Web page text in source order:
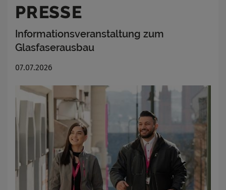
PRESSE
Informationsveranstaltung zum
Glasfaserausbau
07.07.2026